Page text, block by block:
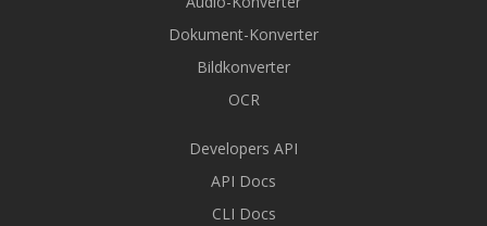
Dokument-Konverter
Bildkonverter
OCR
Developers API
API Docs
CLI Docs